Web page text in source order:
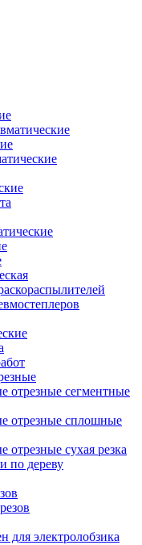
отрезные сегментные
отрезные сплошные
отрезные сухая резка
по дереву
для электролобзика